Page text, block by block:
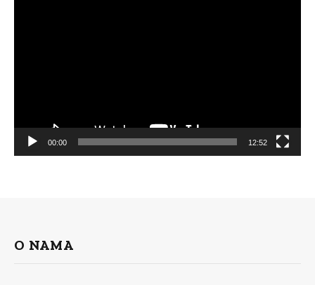
00:00 12:52
O NAMA